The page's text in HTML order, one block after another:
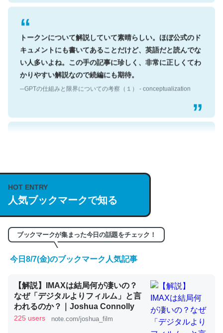
トークンについて解説していて素晴らしい。ほぼ公式のド
い人多いよね。この手の記事に珍しく、非常に正しくてわ
https://isobe324649.hatenablog.com/entry/2023/03/27
/064121
─GPTの仕組みと限界についての考察（１） - conceptualization
これは良記事。32768トークンだと英語小説100ページ分
ど、短期記憶というには多い分量。進化すればするほど分
かりやすく強くなりそう
─GPTの仕組みと限界についての考察（１） - conceptualization
HOT ENTRY
人気ブックマークで知る
ブックマークが集まった今日の話題をチェック！
今日8/7(金)のブックマーク人気記事
【解説】IMAXは結局何が凄いの？
なぜ「デジタルよりフィルム」と言
われるのか？｜Joshua Connolly
225 users note.com/joshua_film